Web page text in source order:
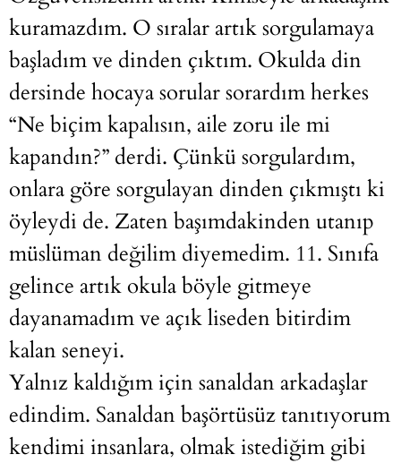
kuramazdım. O sıralar artık sorgulamaya
başladım ve dinden çıktım. Okulda din
dersinde hocaya sorular sorardım herkes
“Ne biçim kapalısın, aile zoru ile mi
kapandın?” derdi. Çünkü sorgulardım,
onlara göre sorgulayan dinden çıkmıştı ki
öyleydi de. Zaten başımdakinden utanıp
müslüman değilim diyemedim. 11. Sınıfa
gelince artık okula böyle gitmeye
dayanamadım ve açık liseden bitirdim
kalan seneyi.
Yalnız kaldığım için sanaldan arkadaşlar
edindim. Sanaldan başörtüsüz tanıtıyorum
kendimi insanlara, olmak istediğim gibi